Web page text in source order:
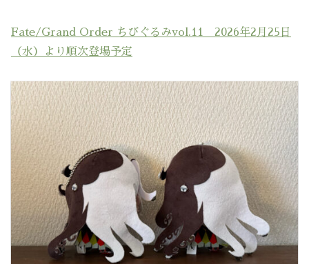
Fate/Grand Order ちびぐるみvol.11 2026年2月25日
（水）より順次登場予定